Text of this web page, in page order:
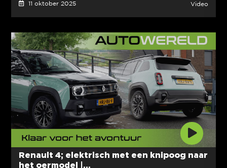
11 oktober 2025 Video
Renault 4; elektrisch met een knipoog naar
het oermodel |...